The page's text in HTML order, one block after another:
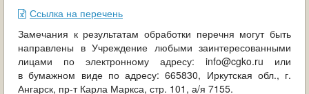
Ссылка на перечень
Замечания к результатам обработки перечня могут быть
направлены в Учреждение любыми заинтересованными
лицами по электронному адресу: info@cgko.ru или
в бумажном виде по адресу: 665830, Иркутская обл., г.
Ангарск, пр-т Карла Маркса, стр. 101, а/я 7155.